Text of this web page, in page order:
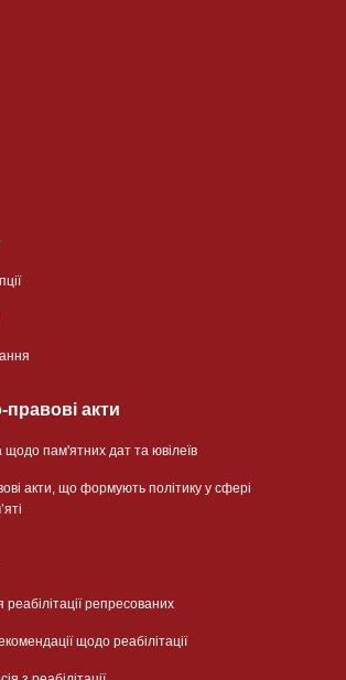
акти
пам'ятних дат та ювілеїв
акти, що формують політику у сфері
репресованих
щодо реабілітації